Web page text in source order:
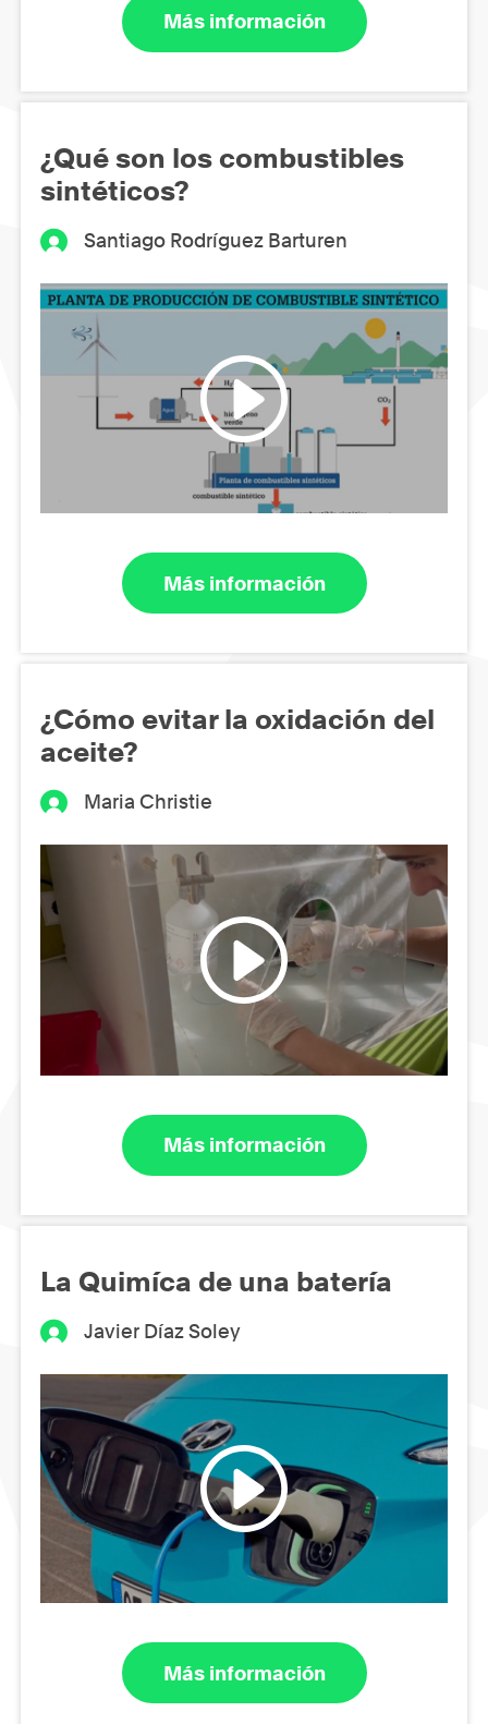
Más información
¿Qué son los combustibles
sintéticos?
Santiago Rodríguez Barturen
Más información
¿Cómo evitar la oxidación del
aceite?
Maria Christie
Más información
La Quimíca de una batería
Javier Díaz Soley
Más información